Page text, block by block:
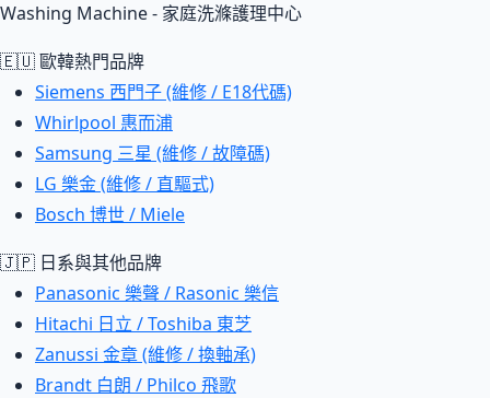
Washing Machine - 家庭洗滌護理中心
🇪🇺 歐韓熱門品牌
Siemens 西門子 (維修 / E18代碼)
Whirlpool 惠而浦
Samsung 三星 (維修 / 故障碼)
LG 樂金 (維修 / 直驅式)
Bosch 博世 / Miele
🇯🇵 日系與其他品牌
Panasonic 樂聲 / Rasonic 樂信
Hitachi 日立 / Toshiba 東芝
Zanussi 金章 (維修 / 換軸承)
Brandt 白朗 / Philco 飛歌